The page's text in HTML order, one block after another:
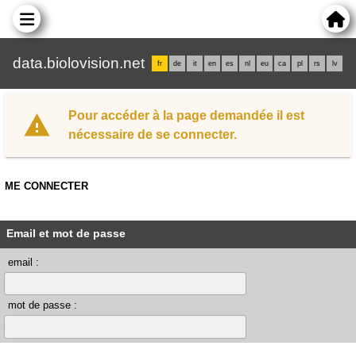
data.biolovision.net fr de it en es nl eu ca pl rs lv
Pour accéder à la page demandée il est
nécessaire de se connecter.
ME CONNECTER
Email et mot de passe
email :
mot de passe :